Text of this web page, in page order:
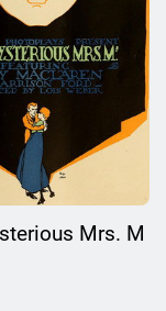
Mrs. M